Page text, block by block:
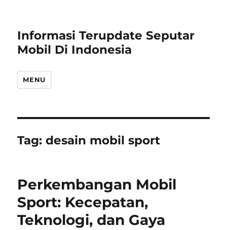
Informasi Terupdate Seputar
Mobil Di Indonesia
MENU
Tag:desain mobil sport
Perkembangan Mobil
Sport: Kecepatan,
Teknologi, dan Gaya